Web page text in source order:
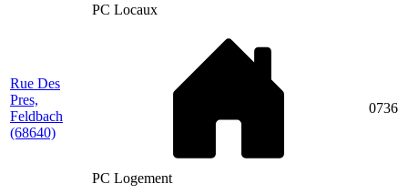
PC Locaux
Rue Des
Pres,
Feldbach
(68640)
PC Logement
0736